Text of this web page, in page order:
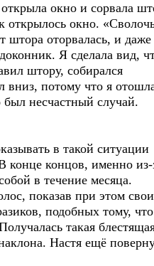
окно и сорвала
открылось окно.
штора оторвалась, и даже
Я сделала вид,
штору, собирался
вниз, потому что я
несчастный случай.
в такой ситуации
конце концов, именно из-
в течение месяца.
показав при этом свои
подобных тому,
такая
Настя ещё